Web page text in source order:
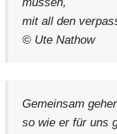
mit all den
© Ute Nathow
Gemeinsam
so wie er für uns